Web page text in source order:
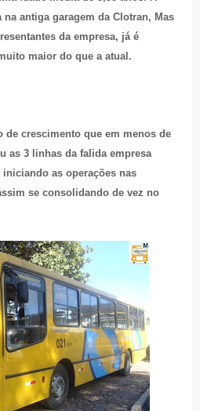
antiga garagem da Clotran, Mas
da empresa, já é
maior do que a atual.
de crescimento que em menos de
as 3 linhas da falida empresa
iniciando as operações nas
se consolidando de vez no